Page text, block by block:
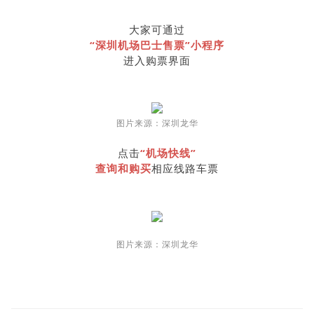
大家可通过
“深圳机场巴士售票”小程序
进入购票界面
图片来源：深圳龙华
点击“机场快线”
查询和购买相应线路车票
图片来源：深圳龙华